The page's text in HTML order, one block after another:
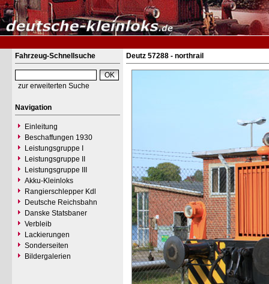
Fahrzeug-Schnellsuche
zur erweiterten Suche
Navigation
Einleitung
Beschaffungen 1930
Leistungsgruppe I
Leistungsgruppe II
Leistungsgruppe III
Akku-Kleinloks
Rangierschlepper Kdl
Deutsche Reichsbahn
Danske Statsbaner
Verbleib
Lackierungen
Sonderseiten
Bildergalerien
Deutz 57288 - northrail